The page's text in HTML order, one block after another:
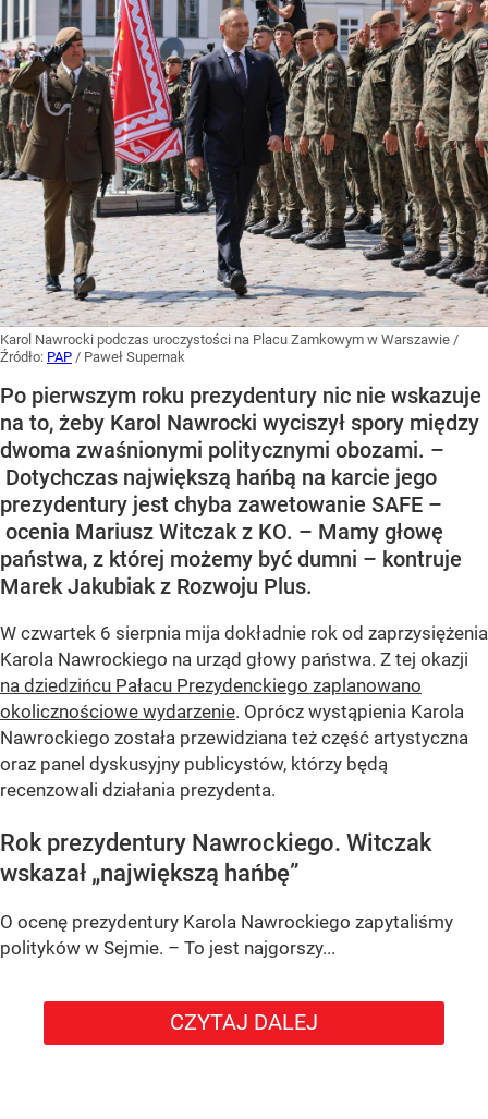
Karol Nawrocki podczas uroczystości na Placu Zamkowym w Warszawie /
Źródło: PAP / Paweł Supernak
Po pierwszym roku prezydentury nic nie wskazuje
na to, żeby Karol Nawrocki wyciszył spory między
dwoma zwaśnionymi politycznymi obozami. –
Dotychczas największą hańbą na karcie jego
prezydentury jest chyba zawetowanie SAFE –
ocenia Mariusz Witczak z KO. – Mamy głowę
państwa, z której możemy być dumni – kontruje
Marek Jakubiak z Rozwoju Plus.
W czwartek 6 sierpnia mija dokładnie rok od zaprzysiężenia
Karola Nawrockiego na urząd głowy państwa. Z tej okazji
na dziedzińcu Pałacu Prezydenckiego zaplanowano
okolicznościowe wydarzenie. Oprócz wystąpienia Karola
Nawrockiego została przewidziana też część artystyczna
oraz panel dyskusyjny publicystów, którzy będą
recenzowali działania prezydenta.
Rok prezydentury Nawrockiego. Witczak
wskazał „największą hańbę”
O ocenę prezydentury Karola Nawrockiego zapytaliśmy
polityków w Sejmie. – To jest najgorszy...
CZYTAJ DALEJ